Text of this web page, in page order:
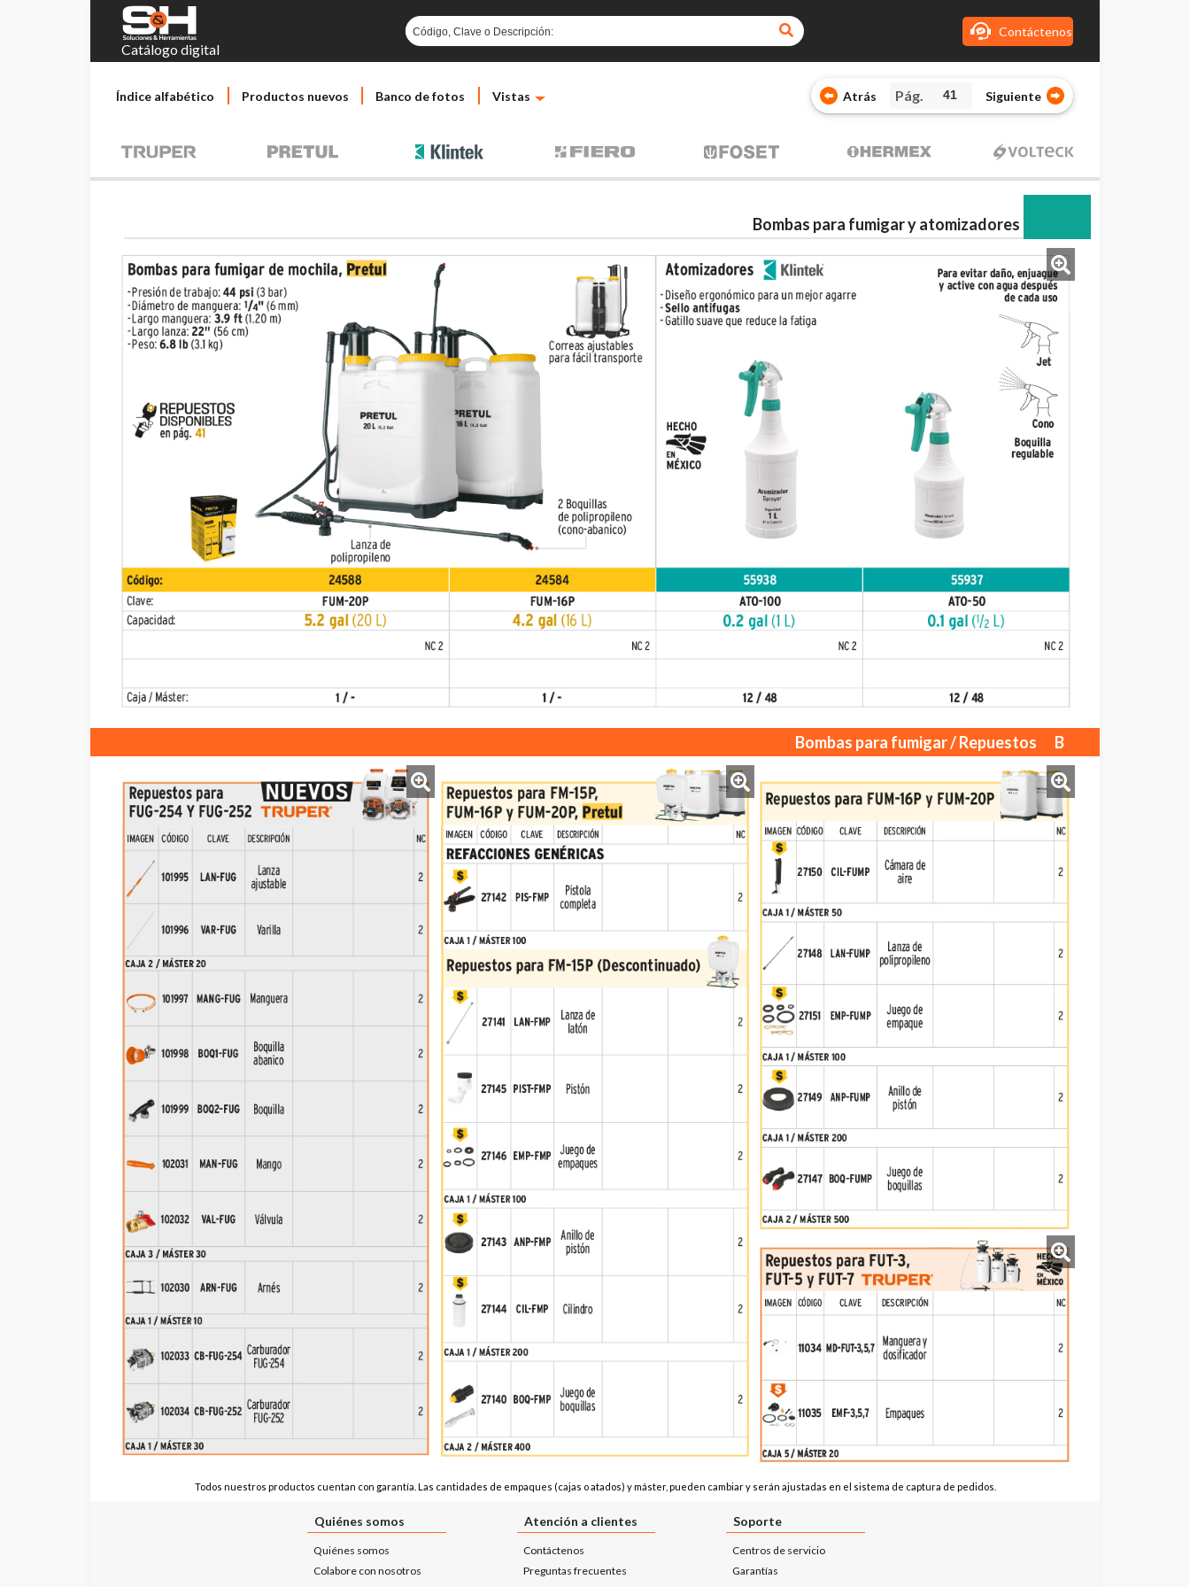
Catálogo digital
Contáctenos
Índice alfabético Productos nuevos Banco de fotos Vistas Atrás Pág. Siguiente
Bombas para fumigar y atomizadores
Bombas para fumigar / Repuestos B
Todos nuestros productos cuentan con garantía. Las cantidades de empaques (cajas o atados) y máster, pueden cambiar y serán ajustadas en el sistema de captura de pedidos.
Quiénes somos
Quiénes somos
Colabore con nosotros
Atención a clientes
Contáctenos
Preguntas frecuentes
Soporte
Centros de servicio
Garantías